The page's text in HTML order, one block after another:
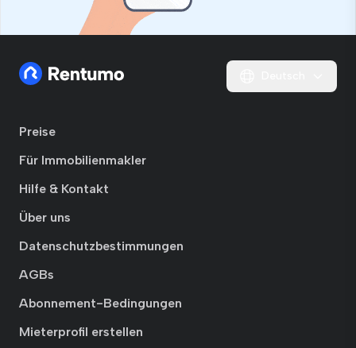
Preise
Für Immobilienmakler
Hilfe & Kontakt
Über uns
Datenschutzbestimmungen
AGBs
Abonnement-Bedingungen
Mieterprofil erstellen